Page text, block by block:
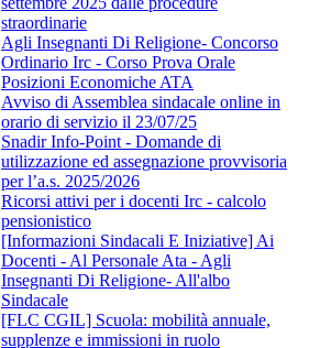
straordinarie
Agli Insegnanti Di Religione- Concorso
Ordinario Irc - Corso Prova Orale
Posizioni Economiche ATA
Avviso di Assemblea sindacale online in
orario di servizio il 23/07/25
Snadir Info-Point - Domande di
utilizzazione ed assegnazione provvisoria
per l’a.s. 2025/2026
Ricorsi attivi per i docenti Irc - calcolo
pensionistico
[Informazioni Sindacali E Iniziative] Ai
Docenti - Al Personale Ata - Agli
Insegnanti Di Religione- All'albo
Sindacale
[FLC CGIL] Scuola: mobilità annuale,
supplenze e immissioni in ruolo